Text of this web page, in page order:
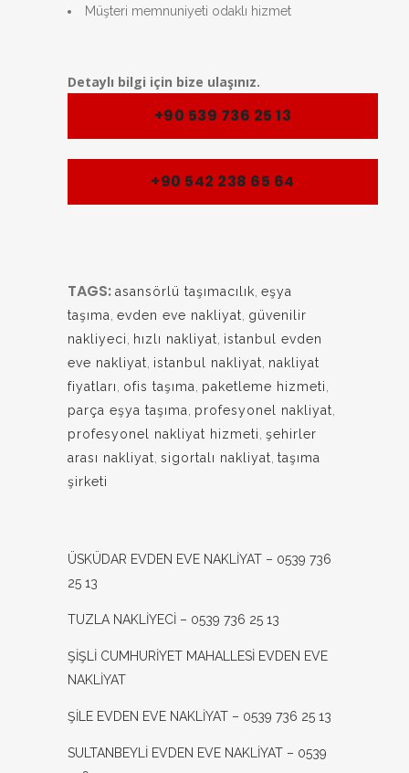
Müşteri memnuniyeti odaklı hizmet
Detaylı bilgi için bize ulaşınız.
+90 539 736 25 13
+90 542 238 65 64
TAGS: asansörlü taşımacılık eşya
taşıma evden eve nakliyat güvenilir
nakliyeci
hızlı nakliyat istanbul evden
eve nakliyat istanbul nakliyat nakliyat
fiyatları
ofis taşıma paketleme hizmeti
parça eşya taşıma
profesyonel nakliyat
profesyonel nakliyat hizmeti şehirler
arası nakliyat sigortalı nakliyat taşıma
şirketi
ÜSKÜDAR EVDEN EVE NAKLİYAT – 0539 736
25 13
TUZLA NAKLİYECİ – 0539 736 25 13
ŞİŞLİ CUMHURİYET MAHALLESİ EVDEN EVE
NAKLİYAT
ŞİLE EVDEN EVE NAKLİYAT – 0539 736 25 13
SULTANBEYLİ EVDEN EVE NAKLİYAT – 0539